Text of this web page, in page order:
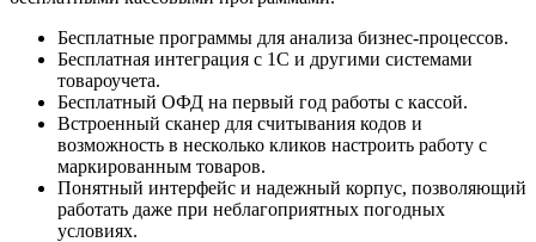
Бесплатные программы для анализа бизнес-процессов.
Бесплатная интеграция с 1С и другими системами
товароучета.
Бесплатный ОФД на первый год работы с кассой.
Встроенный сканер для считывания кодов и
возможность в несколько кликов настроить работу с
маркированным товаров.
Понятный интерфейс и надежный корпус, позволяющий
работать даже при неблагоприятных погодных
условиях.